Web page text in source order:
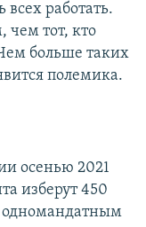
работать.
чем тот, кто
больше таких
полемика.
осенью 2021
изберут 450
одномандатным